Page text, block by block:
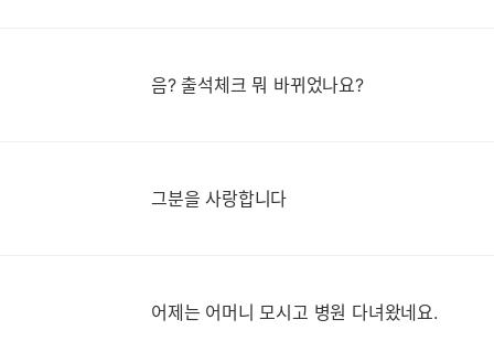
음? 출석체크 뭐 바뀌었나요?
그분을 사랑합니다
어제는 어머니 모시고 병원 다녀왔네요.